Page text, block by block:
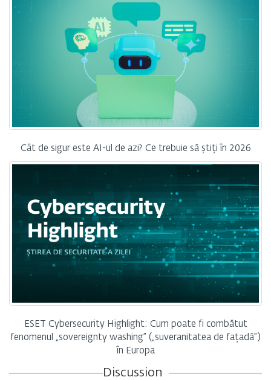
Cât de sigur este AI-ul de azi? Ce trebuie să știți în 2026
ESET Cybersecurity Highlight: Cum poate fi combătut
fenomenul „sovereignty washing” („suveranitatea de fațadă”)
în Europa
Discussion